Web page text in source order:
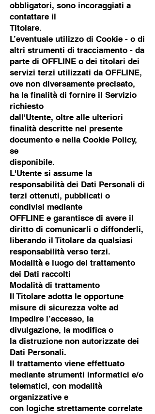
obbligatori, sono incoraggiati a
contattare il
Titolare.
L’eventuale utilizzo di Cookie - o di
altri strumenti di tracciamento - da
parte di OFFLINE o dei titolari dei
servizi terzi utilizzati da OFFLINE,
ove non diversamente precisato,
ha la finalità di fornire il Servizio
richiesto
dall'Utente, oltre alle ulteriori
finalità descritte nel presente
documento e nella Cookie Policy,
se
disponibile.
L'Utente si assume la
responsabilità dei Dati Personali di
terzi ottenuti, pubblicati o
condivisi mediante
OFFLINE e garantisce di avere il
diritto di comunicarli o diffonderli,
liberando il Titolare da qualsiasi
responsabilità verso terzi.
Modalità e luogo del trattamento
dei Dati raccolti
Modalità di trattamento
Il Titolare adotta le opportune
misure di sicurezza volte ad
impedire l’accesso, la
divulgazione, la modifica o
la distruzione non autorizzate dei
Dati Personali.
Il trattamento viene effettuato
mediante strumenti informatici e/o
telematici, con modalità
organizzative e
con logiche strettamente correlate